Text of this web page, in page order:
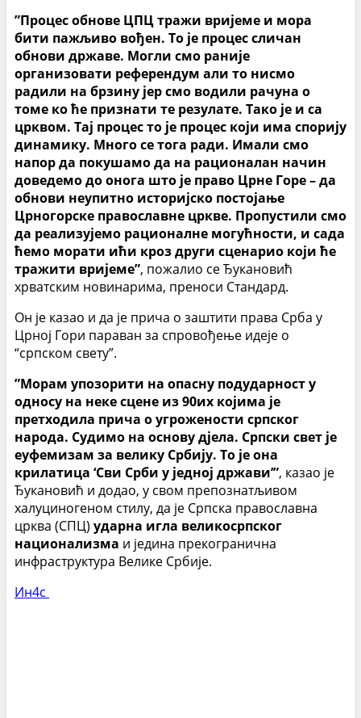
”Процес обнове ЦПЦ тражи вријеме и мора
бити пажљиво вођен. То је процес сличан
обнови државе. Могли смо раније
организовати референдум али то нисмо
радили на брзину јер смо водили рачуна о
томе ко ће признати те резулате. Тако је и са
црквом. Тај процес то је процес који има спорију
динамику. Много се тога ради. Имали смо
напор да покушамо да на рационалан начин
доведемо до онога што је право Црне Горе – да
обнови неупитно историјско постојање
Црногорске православне цркве. Пропустили смо
да реализујемо рационалне могућности, и сада
ћемо морати ићи кроз други сценарио који ће
тражити вријеме”, пожалио се Ђукановић
хрватским новинарима, преноси Стандард.
Он је казао и да је прича о заштити права Срба у
Црној Гори параван за спровођење идеје о
“српском свету”.
”Морам упозорити на опасну подударност у
односу на неке сцене из 90их којима је
претходила прича о угрожености српског
народа. Судимо на основу дјела. Српски свет је
еуфемизам за велику Србију. То је она
крилатица ‘Сви Срби у једној држави’”, казао је
Ђукановић и додао, у свом препознатљивом
халуциногеном стилу, да је Српска православна
црква (СПЦ) ударна игла великосрпског
национализма и једина прекогранична
инфраструктура Велике Србије.
Ин4с